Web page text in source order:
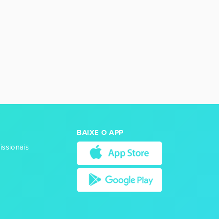
BAIXE O APP